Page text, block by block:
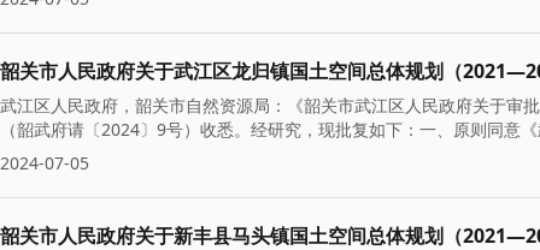
韶关市人民政府关于武江区龙归镇国土空间总体规划（
武江区人民政府，韶关市自然资源局：《韶关市武江区人民政府关于
（韶武府请〔2024〕9号）收悉。经研究，现批复如下：一、原则同
2024-07-05
韶关市人民政府关于新丰县马头镇国土空间总体规划（